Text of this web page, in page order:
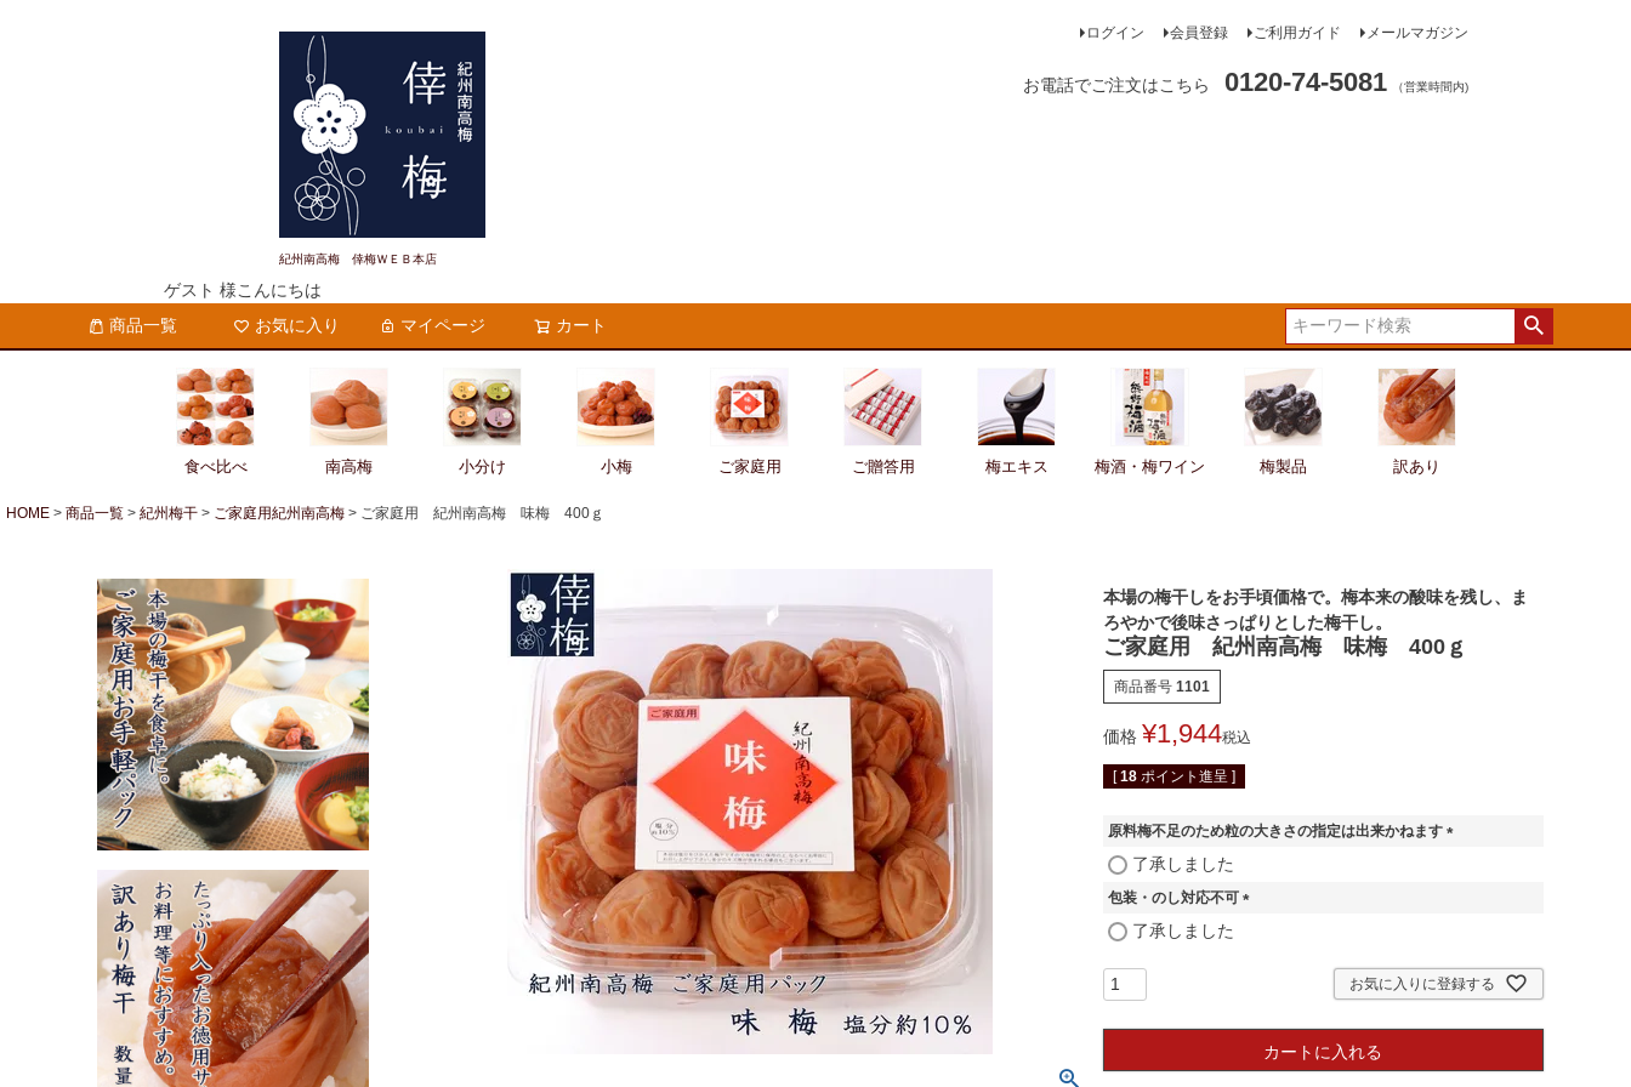
紀州南高梅 倖梅ＷＥＢ本店
ゲスト 様こんにちは
ログイン 会員登録 ご利用ガイド メールマガジン
お電話でご注文はこちら 0120-74-5081 （営業時間内)
商品一覧 お気に入り マイページ カート
食べ比べ 南高梅 小分け 小梅 ご家庭用 ご贈答用 梅エキス 梅酒・梅ワイン 梅製品 訳あり
HOME 商品一覧 紀州梅干 ご家庭用紀州南高梅 ご家庭用 紀州南高梅 味梅 400ｇ
本場の梅干しをお手頃価格で。梅本来の酸味を残し、ま
ろやかで後味さっぱりとした梅干し。
ご家庭用 紀州南高梅 味梅 400ｇ
商品番号 1101
価格 ¥1,944税込
[ 18 ポイント進呈 ]
原料梅不足のため粒の大きさの指定は出来かねます
了承しました
包装・のし対応不可
了承しました
お気に入りに登録する
カートに入れる